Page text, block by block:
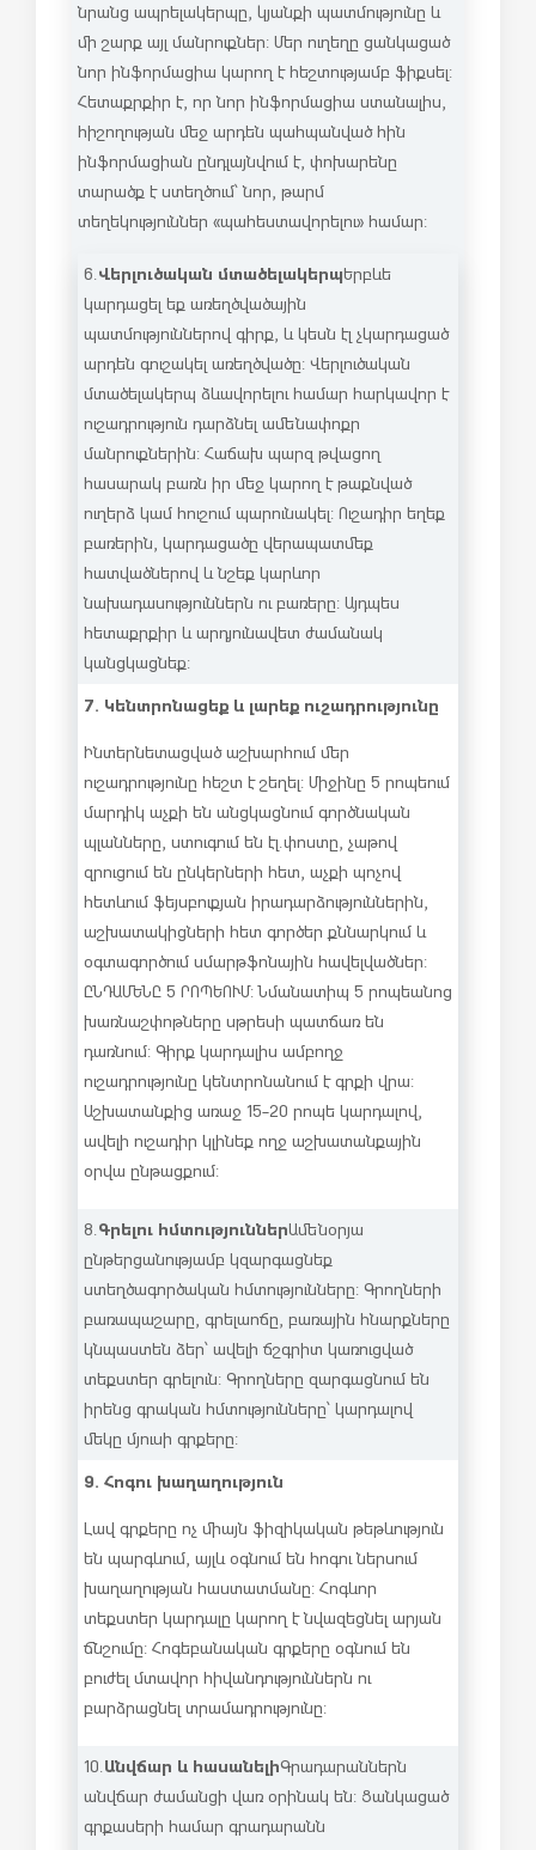
նրանց ապրելակերպը, կյանքի պատմությունը և
մի շարք այլ մանրուքներ: Մեր ուղեղը ցանկացած
նոր ինֆորմացիա կարող է հեշտությամբ ֆիքսել:
Հետաքրքիր է, որ նոր ինֆորմացիա ստանալիս,
հիշողության մեջ արդեն պահպանված հին
ինֆորմացիան ընդլայնվում է, փոխարենը
տարածք է ստեղծում՝ նոր, թարմ
տեղեկություններ «պահեստավորելու» համար:
6.Վերլուծական մտածելակերպԵրբևե
կարդացել եք առեղծվածային
պատմություններով գիրք, և կեսն էլ չկարդացած
արդեն գուշակել առեղծվածը: Վերլուծական
մտածելակերպ ձևավորելու համար հարկավոր է
ուշադրություն դարձնել ամենափոքր
մանրուքներին: Հաճախ պարզ թվացող
հասարակ բառն իր մեջ կարող է թաքնված
ուղերձ կամ հուշում պարունակել: Ուշադիր եղեք
բառերին, կարդացածը վերապատմեք
հատվածներով և նշեք կարևոր
նախադասություններն ու բառերը: Այդպես
հետաքրքիր և արդյունավետ ժամանակ
կանցկացնեք:
7. Կենտրոնացեք և լարեք ուշադրությունը
Ինտերնետացված աշխարհում մեր
ուշադրությունը հեշտ է շեղել: Միջինը 5 րոպեում
մարդիկ աչքի են անցկացնում գործնական
պլանները, ստուգում են էլ.փոստը, չաթով
զրուցում են ընկերների հետ, աչքի պոչով
հետևում ֆեյսբուքյան իրադարձություններին,
աշխատակիցների հետ գործեր քննարկում և
օգտագործում սմարթֆոնային հավելվածներ:
ԸՆԴԱՄԵՆԸ 5 ՐՈՊԵՈՒՄ: Նմանատիպ 5 րոպեանոց
խառնաշփոթները սթրեսի պատճառ են
դառնում: Գիրք կարդալիս ամբողջ
ուշադրությունը կենտրոնանում է գրքի վրա:
Աշխատանքից առաջ 15-20 րոպե կարդալով,
ավելի ուշադիր կլինեք ողջ աշխատանքային
օրվա ընթացքում:
8.Գրելու հմտություններԱմենօրյա
ընթերցանությամբ կզարգացնեք
ստեղծագործական հմտությունները: Գրողների
բառապաշարը, գրելաոճը, բառային հնարքները
կնպաստեն ձեր՝ ավելի ճշգրիտ կառուցված
տեքստեր գրելուն: Գրողները զարգացնում են
իրենց գրական հմտությունները՝ կարդալով
մեկը մյուսի գրքերը:
9. Հոգու խաղաղություն
Լավ գրքերը ոչ միայն ֆիզիկական թեթևություն
են պարգևում, այլև օգնում են հոգու ներսում
խաղաղության հաստատմանը: Հոգևոր
տեքստեր կարդալը կարող է նվազեցնել արյան
ճնշումը: Հոգեբանական գրքերը օգնում են
բուժել մտավոր հիվանդություններն ու
բարձրացնել տրամադրությունը:
10.Անվճար և հասանելիԳրադարաններն
անվճար ժամանցի վառ օրինակ են: Ցանկացած
գրքասերի համար գրադարանն